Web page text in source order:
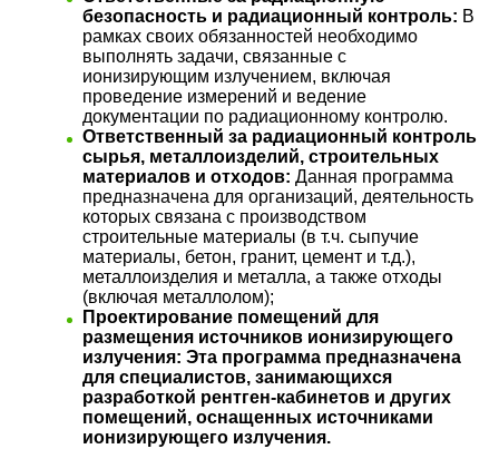
безопасность и радиационный контроль: В
рамках своих обязанностей необходимо
выполнять задачи, связанные с
ионизирующим излучением, включая
проведение измерений и ведение
документации по радиационному контролю.
Ответственный за радиационный контроль
сырья, металлоизделий, строительных
материалов и отходов: Данная программа
предназначена для организаций, деятельность
которых связана с производством
строительные материалы (в т.ч. сыпучие
материалы, бетон, гранит, цемент и т.д.),
металлоизделия и металла, а также отходы
(включая металлолом);
Проектирование помещений для
размещения источников ионизирующего
излучения: Эта программа предназначена
для специалистов, занимающихся
разработкой рентген-кабинетов и других
помещений, оснащенных источниками
ионизирующего излучения.